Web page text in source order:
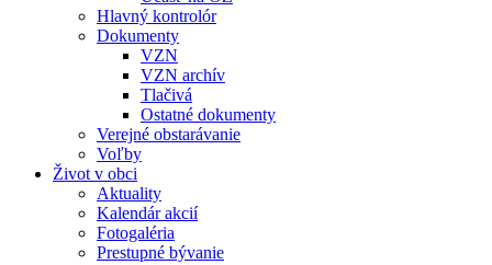
Hlavný kontrolór
Dokumenty
VZN
VZN archív
Tlačivá
Ostatné dokumenty
Verejné obstarávanie
Voľby
Život v obci
Aktuality
Kalendár akcií
Fotogaléria
Prestupné bývanie